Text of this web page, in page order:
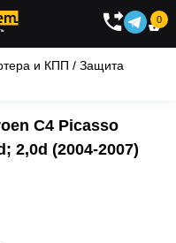

0
и КПП /Защита
C4 Picasso
2,0d (2004-2007)